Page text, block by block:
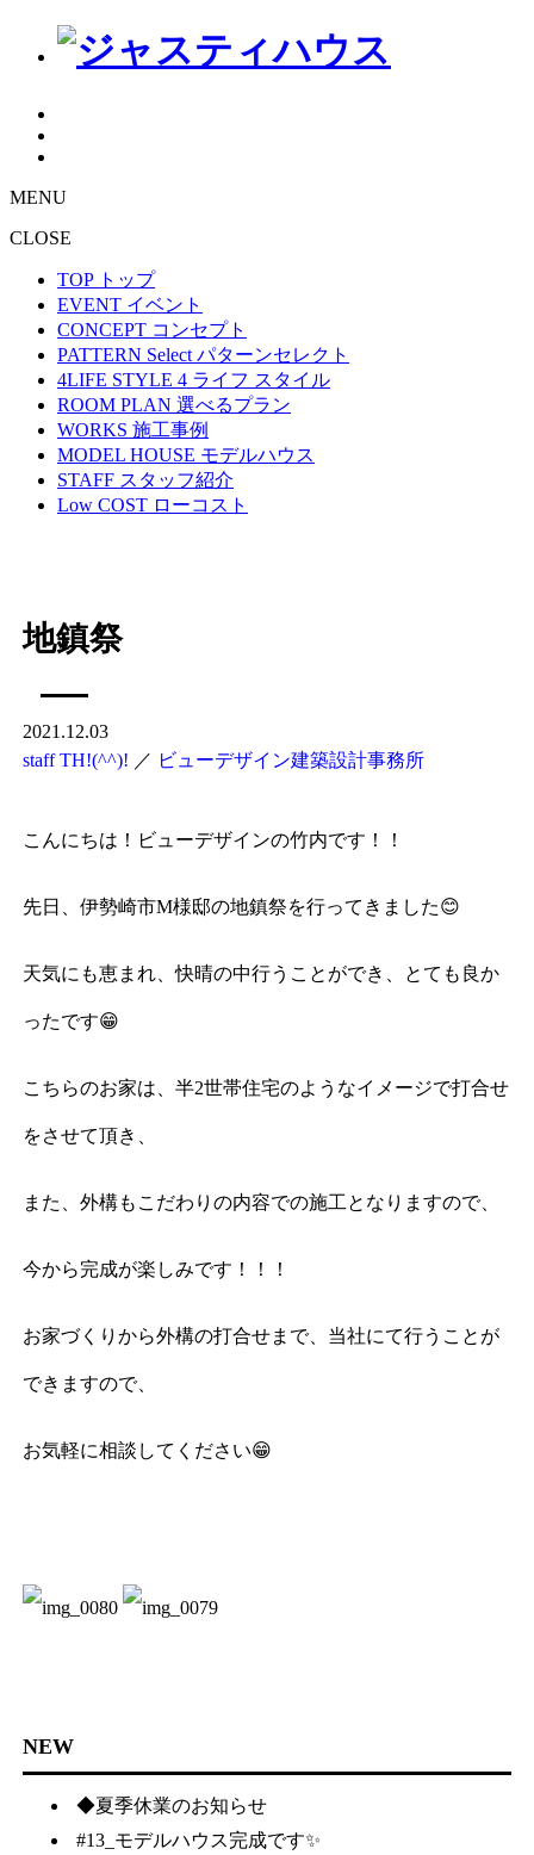
MENU
CLOSE
TOP トップ
EVENT イベント
CONCEPT コンセプト
PATTERN Select パターンセレクト
4LIFE STYLE 4 ライフ スタイル
ROOM PLAN 選べるプラン
WORKS 施工事例
MODEL HOUSE モデルハウス
STAFF スタッフ紹介
Low COST ローコスト
地鎮祭
2021.12.03
staff TH!(^^)! ／ ビューデザイン建築設計事務所
こんにちは！ビューデザインの竹内です！！
先日、伊勢崎市M様邸の地鎮祭を行ってきました😊
天気にも恵まれ、快晴の中行うことができ、とても良か
ったです😁
こちらのお家は、半2世帯住宅のようなイメージで打合せ
をさせて頂き、
また、外構もこだわりの内容での施工となりますので、
今から完成が楽しみです！！！
お家づくりから外構の打合せまで、当社にて行うことが
できますので、
お気軽に相談してください😁
NEW
◆夏季休業のお知らせ
#13_モデルハウス完成です✨